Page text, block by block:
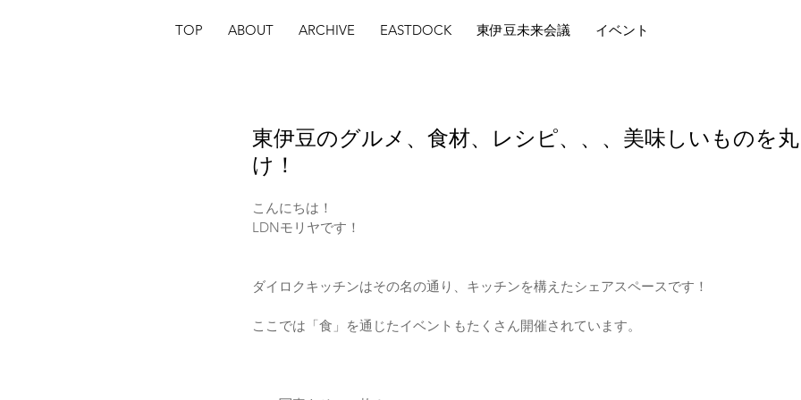
TOP ABOUT ARCHIVE EASTDOCK 東伊豆未来会議 イベント
東伊豆のグルメ、食材、レシピ、、、美味しいものを
け！
こんにちは！
LDNモリヤです！
ダイロクキッチンはその名の通り、キッチンを構えたシェアスペースです！
ここでは「食」を通じたイベントもたくさん開催されています。